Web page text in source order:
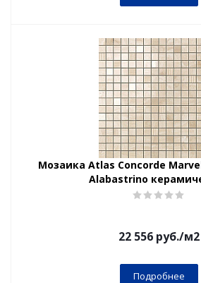
Мозаика Atlas Concorde
Alabastrino
22 556руб./м2
Подробнее